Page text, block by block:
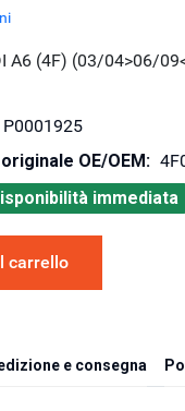
A6 (4F) (03/04>06/
P0001925
OE/OEM:
immediata
carrello
e consegna